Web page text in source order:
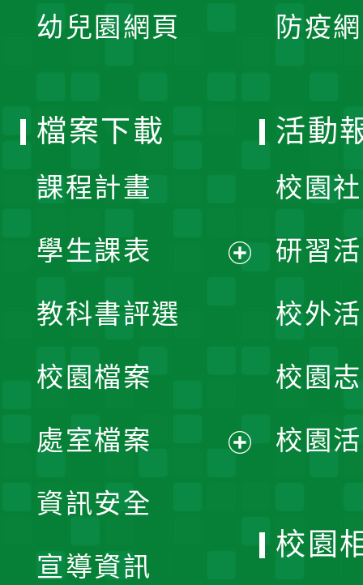
幼兒園網頁 防疫
檔案下載
課程計畫
學生課表
單
教科書評選
校園檔案
處室檔案
資訊安全
宣導資訊
活動
校園
研習
校外
校園
校園
校園